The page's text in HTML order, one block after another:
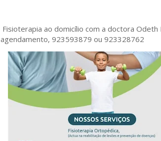
Fisioterapia ao domicílio com a doctora Odeth
agendamento, 923593879 ou 923328762